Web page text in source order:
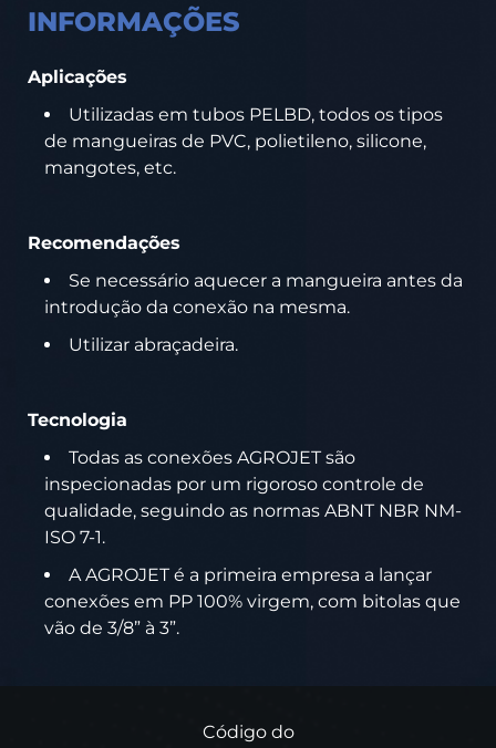
INFORMAÇÕES
Aplicações
Utilizadas em tubos PELBD, todos os tipos
de mangueiras de PVC, polietileno, silicone,
mangotes, etc.
Recomendações
Se necessário aquecer a mangueira antes da
introdução da conexão na mesma.
Utilizar abraçadeira.
Tecnologia
Todas as conexões AGROJET são
inspecionadas por um rigoroso controle de
qualidade, seguindo as normas ABNT NBR NM-
ISO 7-1.
A AGROJET é a primeira empresa a lançar
conexões em PP 100% virgem, com bitolas que
vão de 3/8” à 3”.
Código do